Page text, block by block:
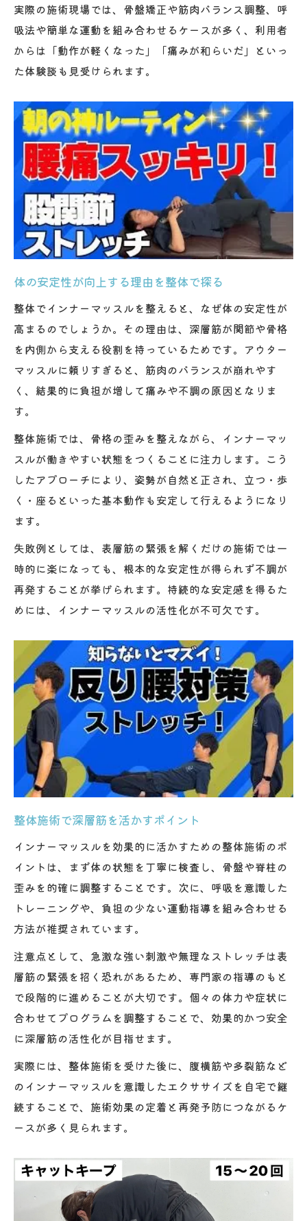
実際の施術現場では、骨盤矯正や筋肉バランス調整、呼
吸法や簡単な運動を組み合わせるケースが多く、利用者
からは「動作が軽くなった」「痛みが和らいだ」といっ
た体験談も見受けられます。
体の安定性が向上する理由を整体で探る
整体でインナーマッスルを整えると、なぜ体の安定性が
高まるのでしょうか。その理由は、深層筋が関節や骨格
を内側から支える役割を持っているためです。アウター
マッスルに頼りすぎると、筋肉のバランスが崩れやす
く、結果的に負担が増して痛みや不調の原因となりま
す。
整体施術では、骨格の歪みを整えながら、インナーマッ
スルが働きやすい状態をつくることに注力します。こう
したアプローチにより、姿勢が自然と正され、立つ・歩
く・座るといった基本動作も安定して行えるようになり
ます。
失敗例としては、表層筋の緊張を解くだけの施術では一
時的に楽になっても、根本的な安定性が得られず不調が
再発することが挙げられます。持続的な安定感を得るた
めには、インナーマッスルの活性化が不可欠です。
整体施術で深層筋を活かすポイント
インナーマッスルを効果的に活かすための整体施術のポ
イントは、まず体の状態を丁寧に検査し、骨盤や脊柱の
歪みを的確に調整することです。次に、呼吸を意識した
トレーニングや、負担の少ない運動指導を組み合わせる
方法が推奨されています。
注意点として、急激な強い刺激や無理なストレッチは表
層筋の緊張を招く恐れがあるため、専門家の指導のもと
で段階的に進めることが大切です。個々の体力や症状に
合わせてプログラムを調整することで、効果的かつ安全
に深層筋の活性化が目指せます。
実際には、整体施術を受けた後に、腹横筋や多裂筋など
のインナーマッスルを意識したエクササイズを自宅で継
続することで、施術効果の定着と再発予防につながるケ
ースが多く見られます。